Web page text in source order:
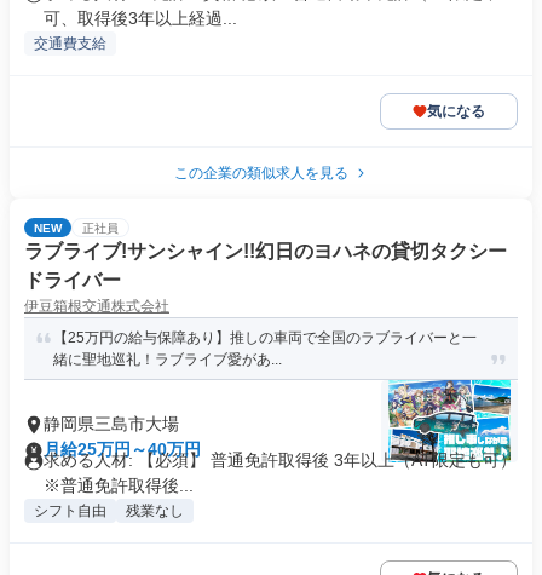
可、取得後3年以上経過...
交通費支給
気になる
この企業の類似求人を見る
NEW 正社員
ラブライブ!サンシャイン!!幻日のヨハネの貸切タクシー
ドライバー
伊豆箱根交通株式会社
【25万円の給与保障あり】推しの車両で全国のラブライバーと一
緒に聖地巡礼！ラブライブ愛があ...
静岡県三島市大場
月給25万円～40万円
求める人材: 【必須】 普通免許取得後 3年以上（AT限定も可）
※普通免許取得後...
シフト自由 残業なし